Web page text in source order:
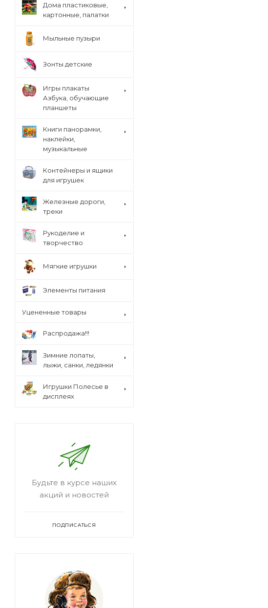
Дома пластиковые,
картонные, палатки
Мыльные пузыри
Зонты детские
Игры плакаты
Азбука, обучающие
планшеты
Книги панорамки,
наклейки,
музыкальные
Контейнеры и ящики
для игрушек
Железные дороги,
треки
Рукоделие и
творчество
Мягкие игрушки
Элементы питания
Уцененные товары
Распродажа!!!
Зимние лопаты,
лыжи, санки, ледянки
Игрушки Полесье в
дисплеях
Будьте в курсе наших
акций и новостей
ПОДПИСАТЬСЯ